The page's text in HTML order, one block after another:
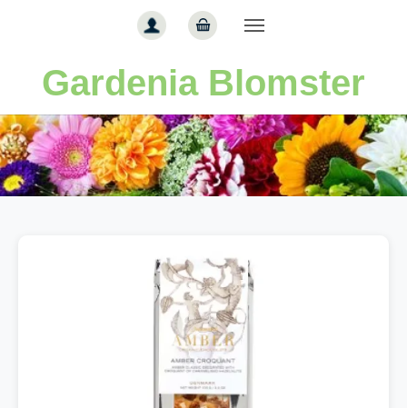
Gardenia Blomster